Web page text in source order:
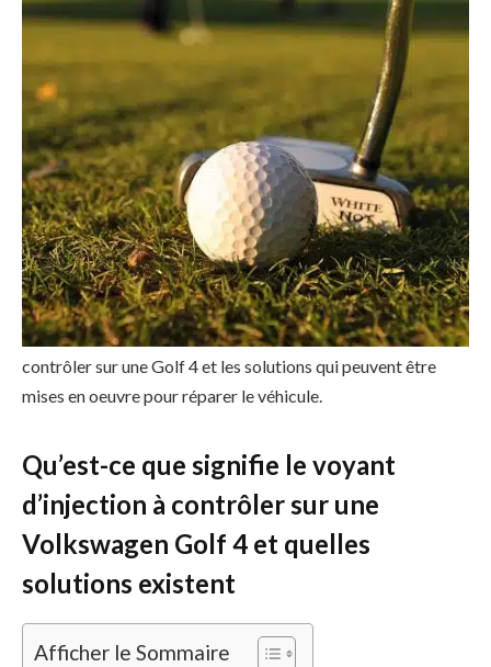
Lorsque le voyant d’injection à contrôler s’allume sur une
Golf 4, il est important de prendre des mesures afin de
déterminer la cause du problème et trouver la meilleure
solution pour remédier à la situation. En effet, si le voyant
d’injection à contrôler reste allumé pendant trop longtemps,
cela peut causer des dégâts importants et entraîner une
augmentation des frais de réparation. Dans cet article, nous
examinerons les causes possibles du voyant d’injection à
contrôler sur une Golf 4 et les solutions qui peuvent être
mises en oeuvre pour réparer le véhicule.
Qu’est-ce que signifie le voyant
d’injection à contrôler sur une
Volkswagen Golf 4 et quelles
solutions existent
Afficher le Sommaire